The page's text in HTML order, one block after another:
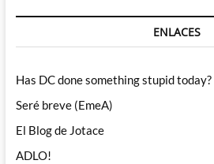
ENLACES
Has DC done something stupid today?
Seré breve (EmeA)
El Blog de Jotace
ADLO!